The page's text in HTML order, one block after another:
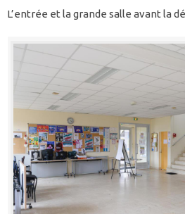
L’entrée et la grande salle avant la